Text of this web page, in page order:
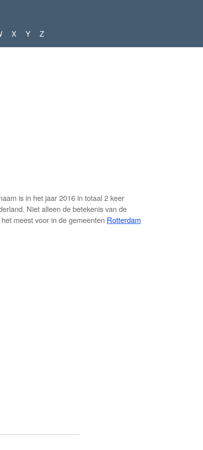
X Y Z
is in het jaar 2016 in totaal 2 keer
Niet alleen de betekenis van de
meest voor in de gemeenten Rotterdam